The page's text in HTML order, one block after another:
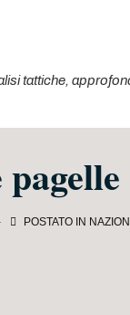
tattiche,
POSTATO IN